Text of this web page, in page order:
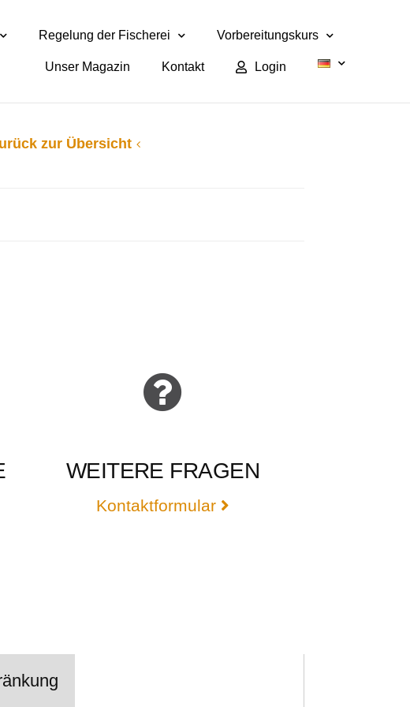
Regelung der Fischerei Vorbereitungskurs
Unser Magazin Kontakt Login
zur Übersicht
WEITERE FRAGEN
Kontaktformular